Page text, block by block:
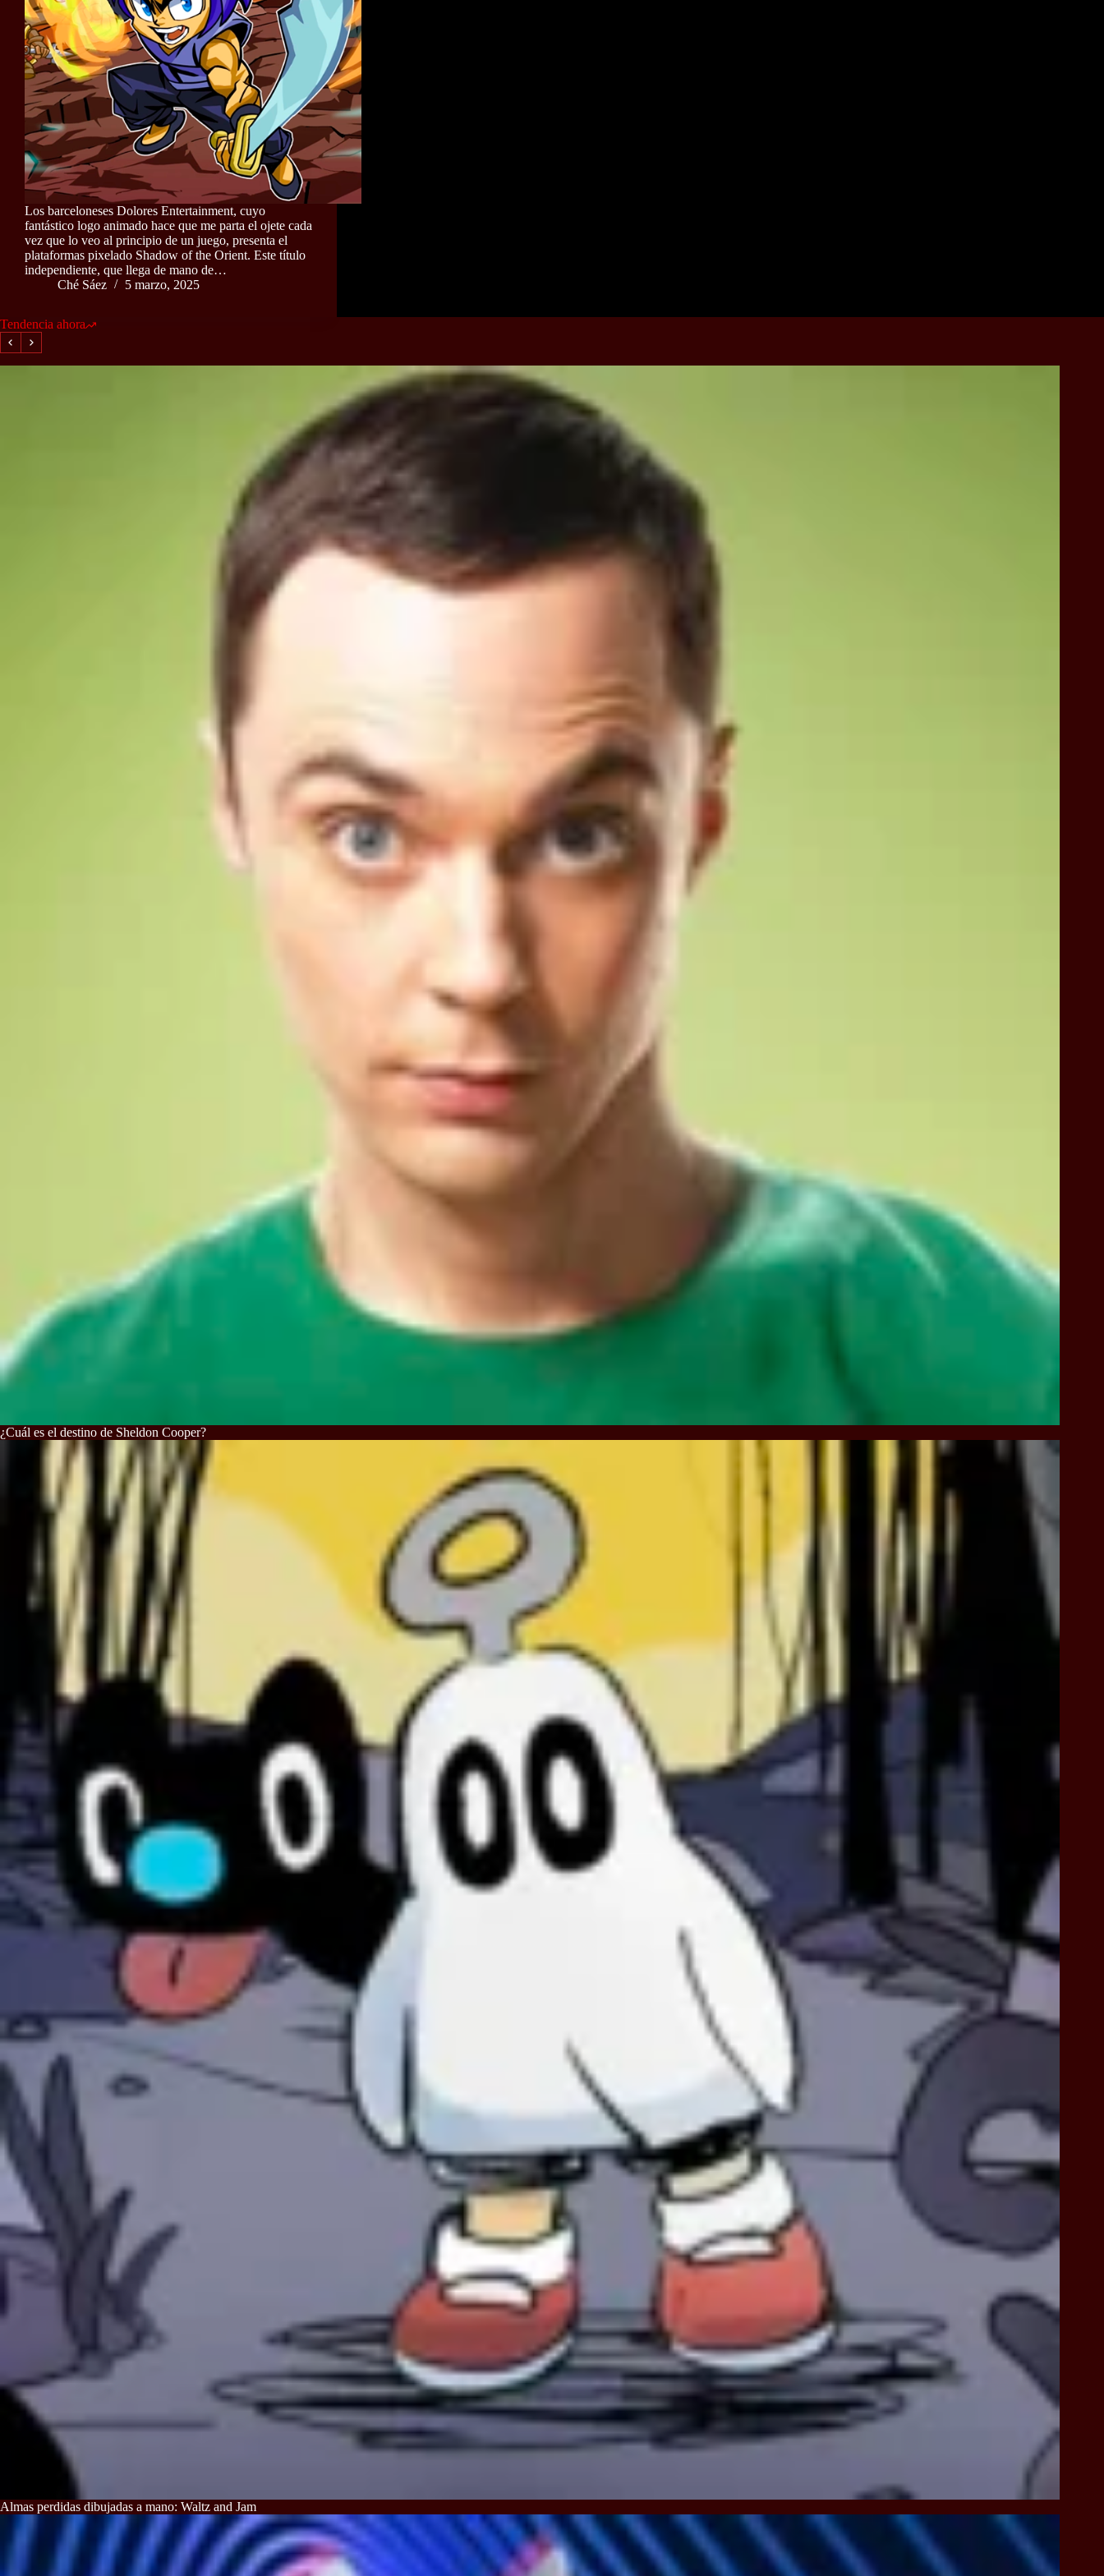
Los barceloneses Dolores Entertainment, cuyo
fantástico logo animado hace que me parta el ojete cada
vez que lo veo al principio de un juego, presenta el
plataformas pixelado Shadow of the Orient. Este título
independiente, que llega de mano de…
Ché Sáez
5 marzo, 2025
Tendencia ahora
¿Cuál es el destino de Sheldon Cooper?
Almas perdidas dibujadas a mano: Waltz and Jam